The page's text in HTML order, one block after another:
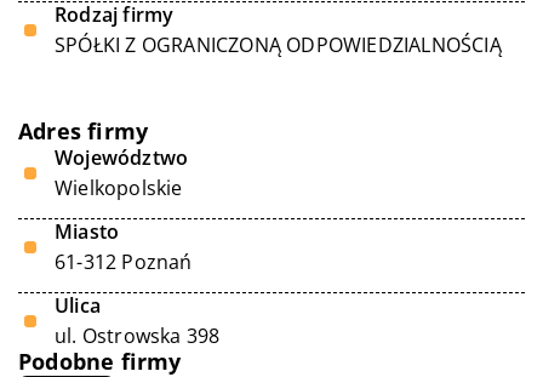
Rodzaj firmy
SPÓŁKI Z OGRANICZONĄ ODPOWIEDZIALNOŚCIĄ
Adres firmy
Województwo
Wielkopolskie
Miasto
61-312 Poznań
Ulica
ul. Ostrowska 398
Podobne firmy